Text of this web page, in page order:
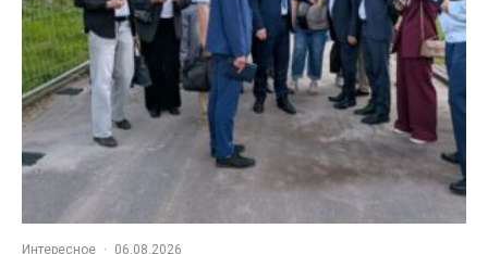
Интересное · 06.08.2026